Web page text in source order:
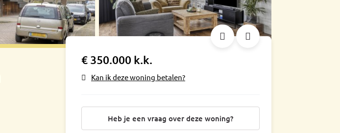
€ 350.000 k.k.
Kan ik deze woning betalen?
Heb je een vraag over deze woning?